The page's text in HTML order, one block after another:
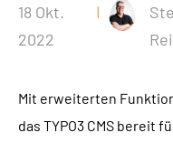
TYPO3
TYPO3
UNSERE
18 Okt.
2022
Mit erweiterten
das TYPO3 CMS bereit